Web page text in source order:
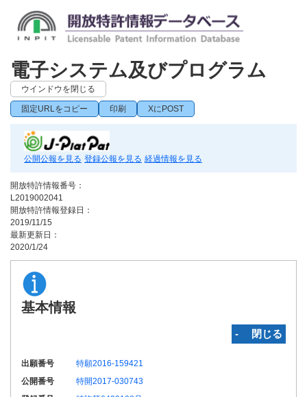
電子システム及びプログラム
ウインドウを閉じる
固定URLをコピー 印刷 XにPOST
公開公報を見る 登録公報を見る 経過情報を見る
開放特許情報番号：
L2019002041
開放特許情報登録日：
2019/11/15
最新更新日：
2020/1/24
基本情報
‐ 閉じる
出願番号
特願2016-159421
公開番号
特開2017-030743